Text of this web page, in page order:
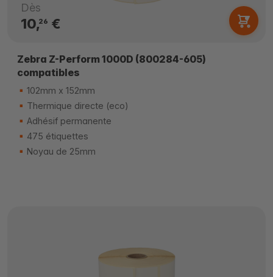
Dès
10,26 €
Zebra Z-Perform 1000D (800284-605)
compatibles
102mm x 152mm
Thermique directe (eco)
Adhésif permanente
475 étiquettes
Noyau de 25mm